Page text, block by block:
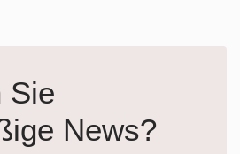
Sie
News?